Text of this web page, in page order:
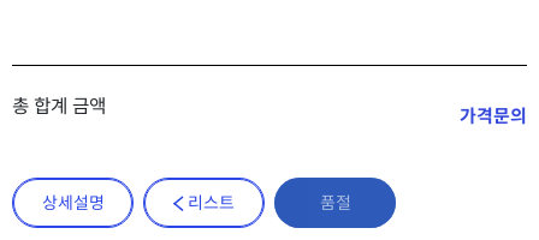
총 합계 금액 가격문의
상세설명 리스트 품절